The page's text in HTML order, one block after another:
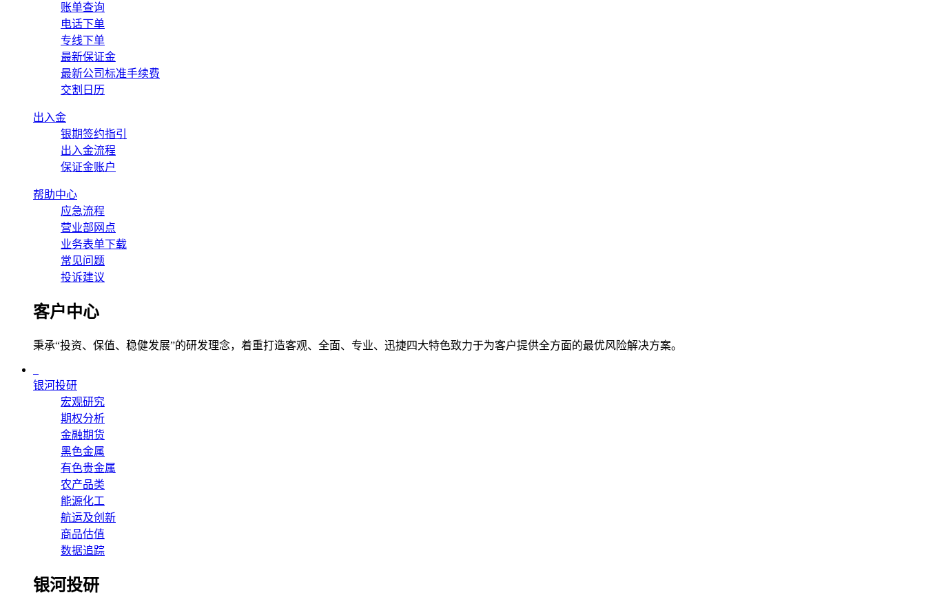
账单查询
电话下单
专线下单
最新保证金
最新公司标准手续费
交割日历
出入金
银期签约指引
出入金流程
保证金账户
帮助中心
应急流程
营业部网点
业务表单下载
常见问题
投诉建议
客户中心
秉承“投资、保值、稳健发展”的研发理念，着重打造客观、全面、专业、迅捷四大特色致力于为客户提供全方面的最优风险解决方案。
银河投研
宏观研究
期权分析
金融期货
黑色金属
有色贵金属
农产品类
能源化工
航运及创新
商品估值
数据追踪
银河投研